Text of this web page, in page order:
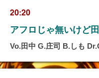
20:20
アフロじゃ無いけど
Vo.田中 G.庄司 B.しも